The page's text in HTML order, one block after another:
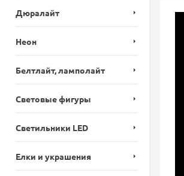
Дюралайт
Неон
Белтлайт, ламполайт
Световые фигуры
Светильники LED
Елки и украшения